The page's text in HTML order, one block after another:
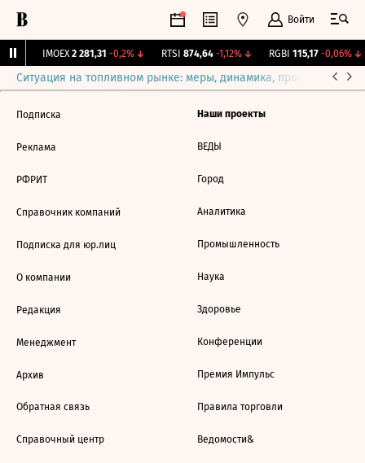
Войти
IMOEX 2 281,31 -0,2%↓ RTSI 874,64 -1,12%↓ RGBI 115,17 -0,06%↓
Ситуация на топливном рынке: меры, динамика, прогнозы
Подписка
Реклама
РФРИТ
Справочник компаний
Подписка для юр.лиц
О компании
Редакция
Менеджмент
Архив
Обратная связь
Справочный центр
Наши проекты
ВЕДЫ
Город
Аналитика
Промышленность
Наука
Здоровье
Конференции
Премия Импульс
Правила торговли
Ведомости&